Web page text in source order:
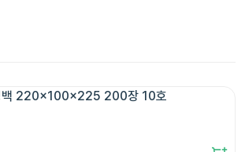
백 220x100x225 200장 10호